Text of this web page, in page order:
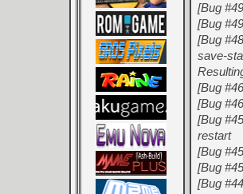
[Bug
[Bug
[Bug
save-
[Bug
[Bug
[Bug
restart
[Bug
[Bug
[Bug